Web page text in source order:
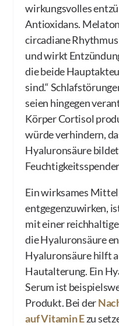
wirkungsvolles
Antioxidans.
circadiane
und wirkt
die beide
sind.“
seien hingegen
Körper Cortisol
würde verhindern,
Hyaluronsäure
Ein wirksames
entgegenzuwirken,
mit einer
die Hyaluronsäure
Hyaluronsäure hilft
Hautalterung. Ein
Serum ist
Produkt. Bei der
auf Vitamin Ezu